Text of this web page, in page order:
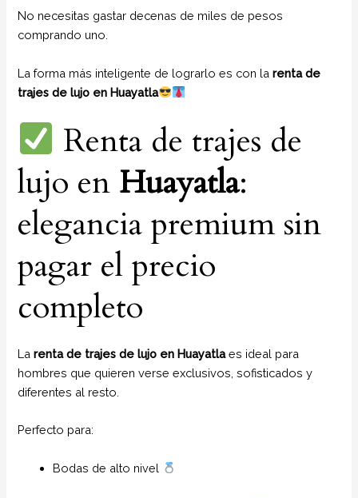
No necesitas gastar decenas de miles de pesos
comprando uno.
La forma más inteligente de lograrlo es con larenta de
trajes de lujo en Huayatla
Renta de trajes de
lujo en Huayatla:
elegancia premium sin
pagar el precio
completo
Larenta de trajes de lujo en Huayatlaes ideal para
hombres que quieren verse exclusivos, sofisticados y
diferentes al resto.
Perfecto para:
Bodas de alto nivel